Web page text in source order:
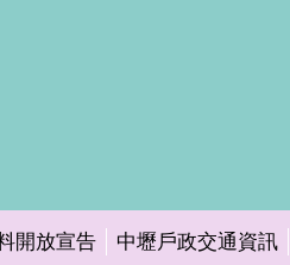
開放宣告 中壢戶政交通資訊